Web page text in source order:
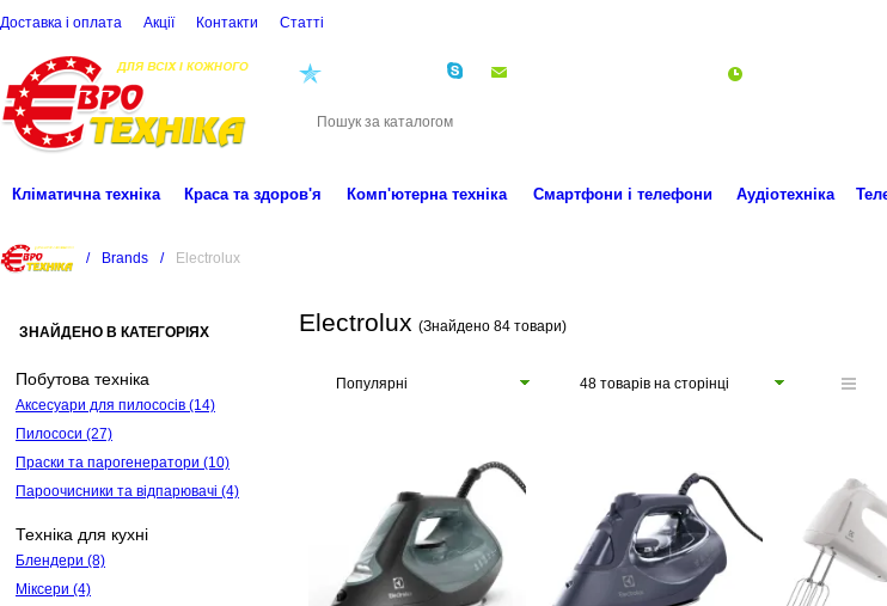
Доставка і оплата Акції Контакти Статті
Кліматична техніка Краса та здоров'я Комп'ютерна техніка Смартфони і телефони Аудіотехніка
/ Brands / Electrolux
ЗНАЙДЕНО В КАТЕГОРІЯХ
Побутова техніка
Аксесуари для пилососів (14)
Пилососи (27)
Праски та парогенератори (10)
Пароочисники та відпарювачі (4)
Техніка для кухні
Блендери (8)
Міксери (4)
Electrolux (Знайдено 84 товари)
Популярні 48 товарів на сторінці